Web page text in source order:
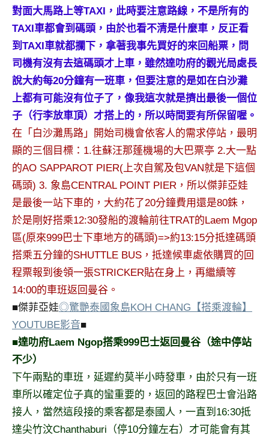
表
會
及
活
動
主
持、
學
校
企
講
座、
部
落
客
旅
遊
雜
誌
觀
光
局
合
作
達
人
對面大馬路上等TAXI，此時要注意路線，不是所有的
TAXI車都會到碼頭，由於也看不清是什麼車，反正看
到TAXI車就都攔下，拿著我事先買好的來回船票，問
司機有沒有去這碼頭才上車，雖然達叻府的觀光局處長
說大約每20分鐘有一班車，但要注意的是如在白沙灘
上都有可能沒有位子了，像我這次就是擠出最後一個位
子（行李放車頂）才搭上的，所以時間要有所保留喔。
在「白沙灘馬路」開始司機會依客人的需求停站，最明
顯的三個目標：1.往蘇汪那蓬機場的大巴票亭 2.大一點
的AO SAPPAROT PIER(上次自駕及包VAN就是下這個
碼頭) 3. 象島CENTRAL POINT PIER，所以傑菲亞娃
是最後一站下車的，大約花了20分鐘費用還是80銖，
於是剛好搭乘12:30發船的渡輪前往TRAT的Laem Mgop
區(原來999巴士下車地方的碼頭)=>約13:15分抵達碼頭
搭乘五分鐘的SHUTTLE BUS，抵達候車處依購買的回
程票報到後領一張STRICKER貼在身上，再繼續等
14:00的車班返回曼谷。
■傑菲亞娃◎驚艷泰國象島KOH CHANG【搭乘渡輪】
YOUTUBE影音■
■達叻府Laem Ngop搭乘999巴士返回曼谷（途中停站
不少）
下午兩點的車班，延遲約莫半小時發車，由於只有一班
車所以確定位子真的蠻重要的，返回的路程巴士會沿路
接人，當然這段接的乘客都是泰國人，一直到16:30抵
達尖竹汶Chanthaburi（停10分鐘左右）才可能會有其